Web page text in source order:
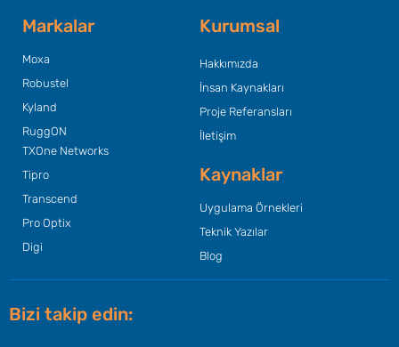
Markalar
Moxa
Robustel
Kyland
RuggON
TXOne Networks
Tipro
Transcend
Pro Optix
Digi
Kurumsal
Hakkımızda
İnsan Kaynakları
Proje Referansları
İletişim
Kaynaklar
Uygulama Örnekleri
Teknik Yazılar
Blog
Bizi takip edin: